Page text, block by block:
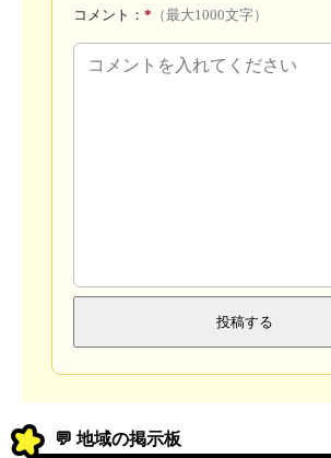
コメント： * （最大1000文字）
💬 地域の掲示板